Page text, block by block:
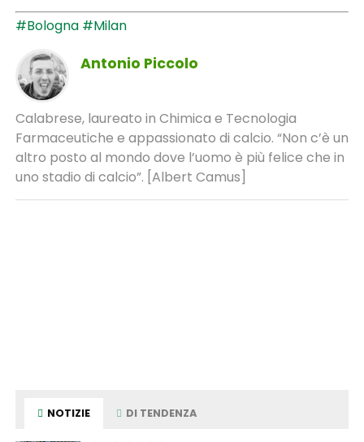
#Bologna #Milan
Antonio Piccolo
Calabrese, laureato in Chimica e Tecnologia
Farmaceutiche e appassionato di calcio. “Non c’è un
altro posto al mondo dove l’uomo è più felice che in
uno stadio di calcio”. [Albert Camus]
NOTIZIE DI TENDENZA